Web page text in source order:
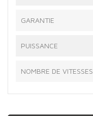
GARANTIE
PUISSANCE
NOMBRE DE VITESSES